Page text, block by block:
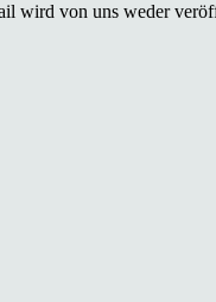
wird von uns weder